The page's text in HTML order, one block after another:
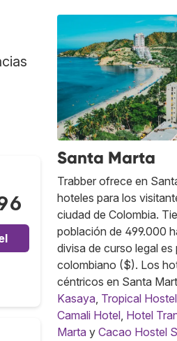
Santa Marta
Trabber ofrece en
hoteles para los
ciudad de Colombia.
población de 499.000
divisa de curso legal es
colombiano ($). Los
céntricos en Santa
Kasaya, Tropical
Camali Hotel, Hotel
Marta y Cacao Hostel